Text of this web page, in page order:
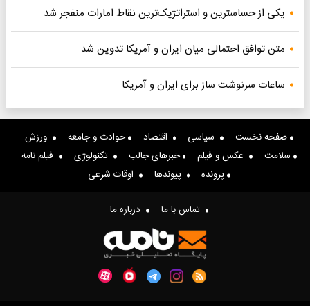
یکی از حساسترین و استراتژیک‌ترین نقاط امارات منفجر شد
متن توافق احتمالی میان ایران و آمریکا تدوین شد
ساعات سرنوشت ساز برای ایران و آمریکا
صفحه نخست سیاسی اقتصاد حوادث و جامعه
ورزش
سلامت
عکس و فیلم خبرهای جالب تکنولوژی
فیلم نامه
پرونده
پیوندها اوقات شرعی
تماس با ما درباره ما